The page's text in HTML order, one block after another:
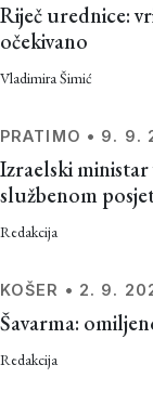
Riječ urednice:
očekivano
Vladimira Šimić
PRATIMO • 9. 9.
Izraelski ministar
službenom
Redakcija
KOŠER • 2. 9.
Šavarma:
Redakcija